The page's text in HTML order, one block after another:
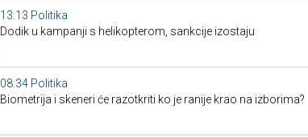
13:13 Politika
Dodik u kampanji s helikopterom, sankcije izostaju
08:34 Politika
Biometrija i skeneri će razotkriti ko je ranije krao na izborima?